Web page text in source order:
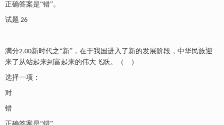
正确答案是“错”。
试题 26
满分2.00新时代之“新”，在于我国进入了新的发展阶段，中华民族迎
来了从站起来到富起来的伟大飞跃。（ ）
选择一项：
对
错